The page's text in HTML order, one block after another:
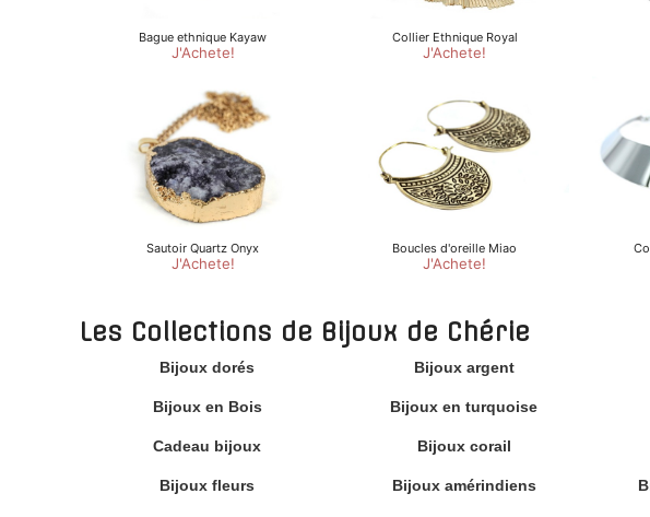
Les Collections de Bijoux de Chérie
Bijoux dorés Bijoux argent
Bijoux en Bois Bijoux en turquoise
Cadeau bijoux Bijoux corail
Bijoux fleurs Bijoux amérindiens